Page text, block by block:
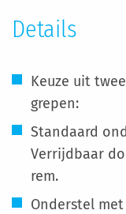
Details
Keuze uit
grepen:
Standaard
Verrijdbaar
rem.
Onderstel